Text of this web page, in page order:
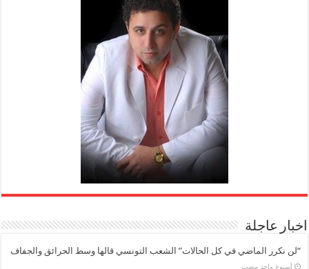
اخبار عاجلة
“لن نكرر الماضي في كل الحالات” الشعب التونسي قالها وسط الحرائق والجفاف
‏أسبوع واحد مضت